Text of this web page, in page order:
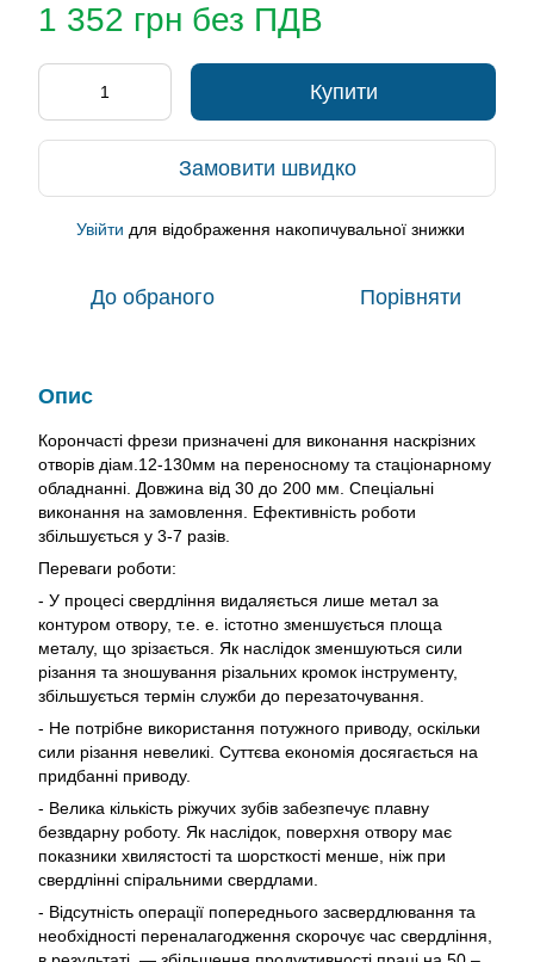
1 352 грн без ПДВ
Купити
Замовити швидко
Увійти для відображення накопичувальної знижки
До обраного Порівняти
Опис
Корончасті фрези призначені для виконання наскрізних
отворів діам.12-130мм на переносному та стаціонарному
обладнанні. Довжина від 30 до 200 мм. Спеціальні
виконання на замовлення. Ефективність роботи
збільшується у 3-7 разів.
Переваги роботи:
- У процесі свердління видаляється лише метал за
контуром отвору, т.е. е. істотно зменшується площа
металу, що зрізається. Як наслідок зменшуються сили
різання та зношування різальних кромок інструменту,
збільшується термін служби до перезаточування.
- Не потрібне використання потужного приводу, оскільки
сили різання невеликі. Суттєва економія досягається на
придбанні приводу.
- Велика кількість ріжучих зубів забезпечує плавну
безвдарну роботу. Як наслідок, поверхня отвору має
показники хвилястості та шорсткості менше, ніж при
свердлінні спіральними свердлами.
- Відсутність операції попереднього засвердлювання та
необхідності переналагодження скорочує час свердління,